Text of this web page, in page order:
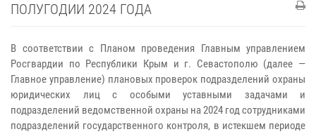
ПОЛУГОДИИ 2024 ГОДА
В соответствии с Планом проведения Главным управлением
Росгвардии по Республики Крым и г. Севастополю (далее —
Главное управление) плановых проверок подразделений охраны
юридических лиц с особыми уставными задачами и
подразделений ведомственной охраны на 2024 год сотрудниками
подразделений государственного контроля, в истекшем периоде